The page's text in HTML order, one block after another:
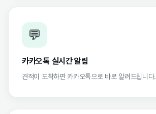
💬
카카오톡 실시간 알림
견적이 도착하면 카카오톡으로 바로 알려드립니다.